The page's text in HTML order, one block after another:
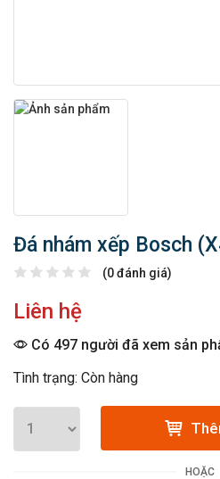
Đá nhám xếp Bosch
(0 đánh giá)
Liên hệ
Có 497 người đã xem sản
Tình trạng: Còn hàng
HOẶC